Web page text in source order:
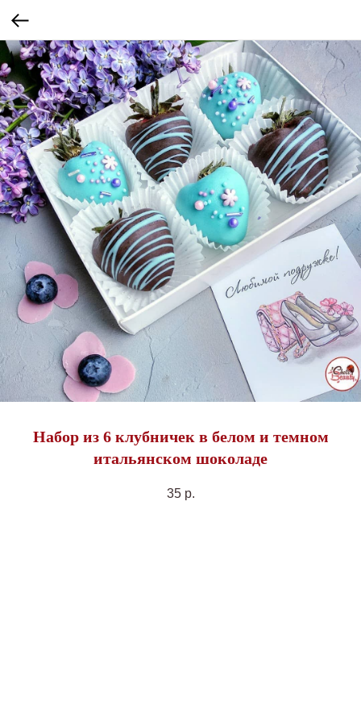
Набор из 6 клубничек в белом и темном
итальянском шоколаде
35 р.